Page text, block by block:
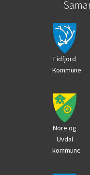
Eidfjord
Kommune
Nore og
Uvdal
kommune